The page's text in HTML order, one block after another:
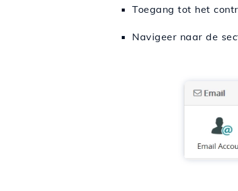
Toegang tot het
Navigeer naar de